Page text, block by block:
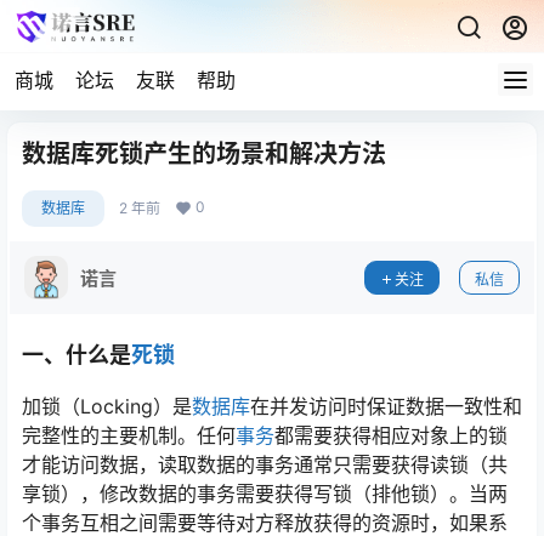
商城 论坛 友联 帮助
数据库死锁产生的场景和解决方法
数据库 2 年前 0
诺言 关注 私信
一、什么是死锁
加锁（Locking）是数据库在并发访问时保证数据一致性和
完整性的主要机制。任何事务都需要获得相应对象上的锁
才能访问数据，读取数据的事务通常只需要获得读锁（共
享锁），修改数据的事务需要获得写锁（排他锁）。当两
个事务互相之间需要等待对方释放获得的资源时，如果系